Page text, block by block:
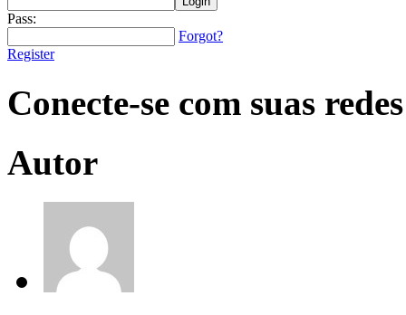
Pass:
Forgot?
Register
Conecte-se com suas redes
Autor